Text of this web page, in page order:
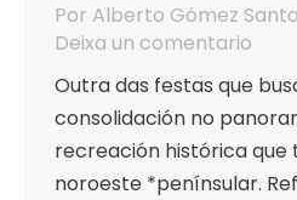
Por Alberto Gómez
Deixa un comentario
Outra das festas que
consolidación no
recreación histórica que
noroeste *penínsular.